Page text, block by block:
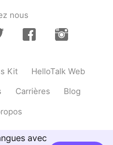
てたよ😆
2019.12.12 11:38
🎅
nous
Kit HelloTalk Web
Carrières Blog
avec